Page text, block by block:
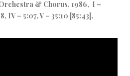
& Chorus, 1986, I –
IV – 5:07, V – 35:10 [85:43],